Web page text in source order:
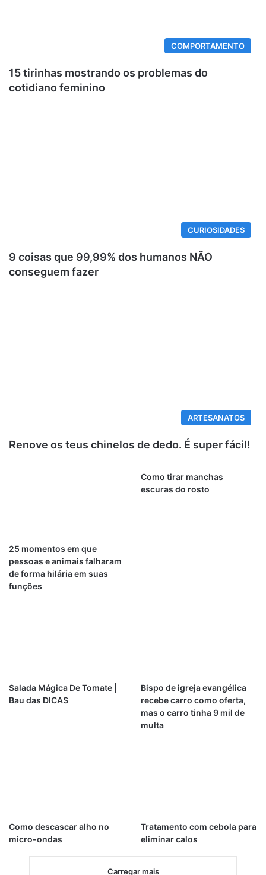
COMPORTAMENTO
15 tirinhas mostrando os problemas do
cotidiano feminino
CURIOSIDADES
9 coisas que 99,99% dos humanos NÃO
conseguem fazer
ARTESANATOS
Renove os teus chinelos de dedo. É super fácil!
25 momentos em que
pessoas e animais falharam
de forma hilária em suas
funções
Como tirar manchas
escuras do rosto
Salada Mágica De Tomate |
Bau das DICAS
Bispo de igreja evangélica
recebe carro como oferta,
mas o carro tinha 9 mil de
multa
Como descascar alho no
micro-ondas
Tratamento com cebola para
eliminar calos
Carregar mais